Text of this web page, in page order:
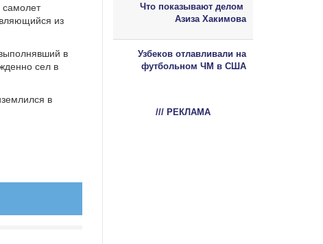
самолет
из
в
сел в
в
Что показывают делом
Азиза Хакимова
Узбеков отлавливали на
футбольном ЧМ в США
/// РЕКЛАМА